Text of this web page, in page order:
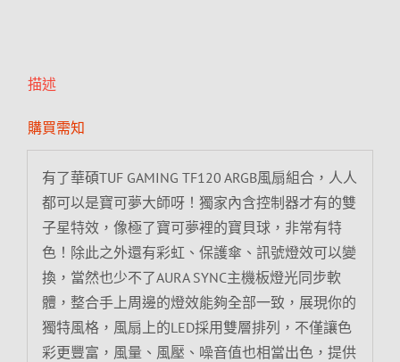
描述
購買需知
有了華碩TUF GAMING TF120 ARGB風扇組合，人人
都可以是寶可夢大師呀！獨家內含控制器才有的雙
子星特效，像極了寶可夢裡的寶貝球，非常有特
色！除此之外還有彩虹、保護傘、訊號燈效可以變
換，當然也少不了AURA SYNC主機板燈光同步軟
體，整合手上周邊的燈效能夠全部一致，展現你的
獨特風格，風扇上的LED採用雙層排列，不僅讓色
彩更豐富，風量、風壓、噪音值也相當出色，提供